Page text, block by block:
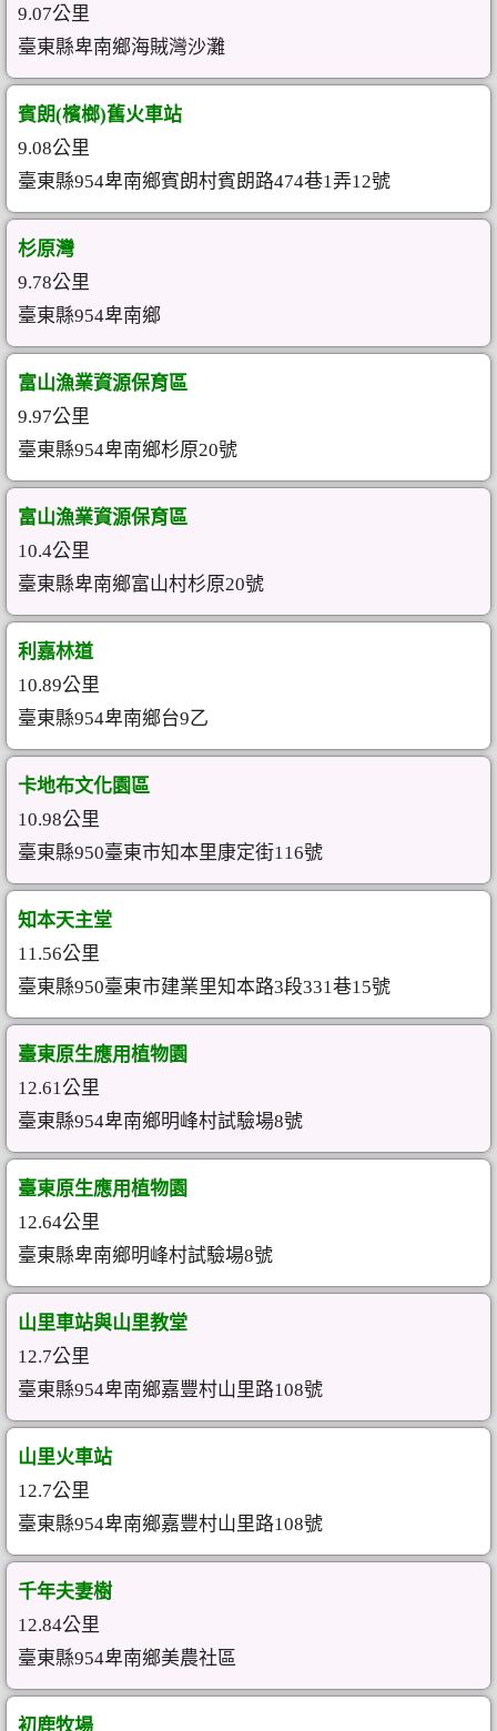
9.07公里
臺東縣卑南鄉海賊灣沙灘
賓朗(檳榔)舊火車站
9.08公里
臺東縣954卑南鄉賓朗村賓朗路474巷1弄12號
杉原灣
9.78公里
臺東縣954卑南鄉
富山漁業資源保育區
9.97公里
臺東縣954卑南鄉杉原20號
富山漁業資源保育區
10.4公里
臺東縣卑南鄉富山村杉原20號
利嘉林道
10.89公里
臺東縣954卑南鄉台9乙
卡地布文化園區
10.98公里
臺東縣950臺東市知本里康定街116號
知本天主堂
11.56公里
臺東縣950臺東市建業里知本路3段331巷15號
臺東原生應用植物園
12.61公里
臺東縣954卑南鄉明峰村試驗場8號
臺東原生應用植物園
12.64公里
臺東縣卑南鄉明峰村試驗場8號
山里車站與山里教堂
12.7公里
臺東縣954卑南鄉嘉豐村山里路108號
山里火車站
12.7公里
臺東縣954卑南鄉嘉豐村山里路108號
千年夫妻樹
12.84公里
臺東縣954卑南鄉美農社區
初鹿牧場